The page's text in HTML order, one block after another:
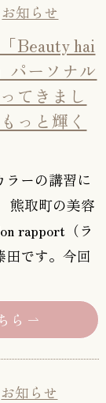
お知らせ
Beauty hai
パーソナル
てきまし
っと輝く
ラーの講習に
熊取町の美容
rapport（ラ
田です。今回
ら
お知らせ